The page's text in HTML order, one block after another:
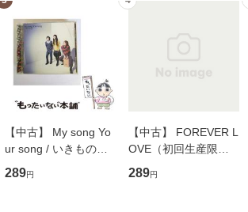
【中古】 My song Yo
ur song / いきものが
かり / [CD]【メール便
送料無料】
289円
【中古】 FOREVER L
OVE（初回生産限定
盤） / 清水翔太×加藤
ミリヤ / [CD]【メール
289円